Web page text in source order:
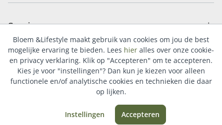
Service
Populaire categorieën
Bloem &Lifestyle maakt gebruik van cookies om jou de best
mogelijke ervaring te bieden. Lees hier alles over onze cookie-
en privacy verklaring. Klik op "Accepteren" om te accepteren.
Kies je voor "instellingen"? Dan kun je kiezen voor alleen
functionele en/of analytische cookies en technieken die daar
op lijken.
Instellingen Accepteren